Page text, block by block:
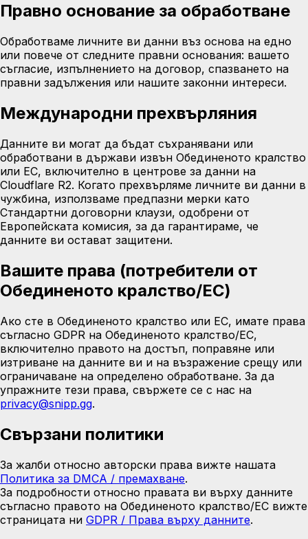
Правно основание за обработване
Обработваме личните ви данни въз основа на едно
или повече от следните правни основания: вашето
съгласие, изпълнението на договор, спазването на
правни задължения или нашите законни интереси.
Международни прехвърляния
Данните ви могат да бъдат съхранявани или
обработвани в държави извън Обединеното кралство
или ЕС, включително в центрове за данни на
Cloudflare R2. Когато прехвърляме личните ви данни в
чужбина, използваме предпазни мерки като
Стандартни договорни клаузи, одобрени от
Европейската комисия, за да гарантираме, че
данните ви остават защитени.
Вашите права (потребители от
Обединеното кралство/ЕС)
Ако сте в Обединеното кралство или ЕС, имате права
съгласно GDPR на Обединеното кралство/ЕС,
включително правото на достъп, поправяне или
изтриване на данните ви и на възражение срещу или
ограничаване на определено обработване. За да
упражните тези права, свържете се с нас на
privacy@snipp.gg.
Свързани политики
За жалби относно авторски права вижте нашата
Политика за DMCA / премахване.
За подробности относно правата ви върху данните
съгласно правото на Обединеното кралство/ЕС вижте
страницата ни GDPR / Права върху данните.